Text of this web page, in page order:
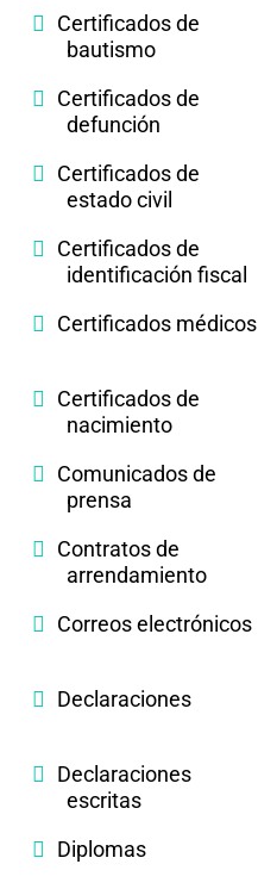
Certificados de
bautismo
Certificados de
defunción
Certificados de
estado civil
Certificados de
identificación fiscal
Certificados médicos
Certificados de
nacimiento
Comunicados de
prensa
Contratos de
arrendamiento
Correos electrónicos
Declaraciones
Declaraciones
escritas
Diplomas